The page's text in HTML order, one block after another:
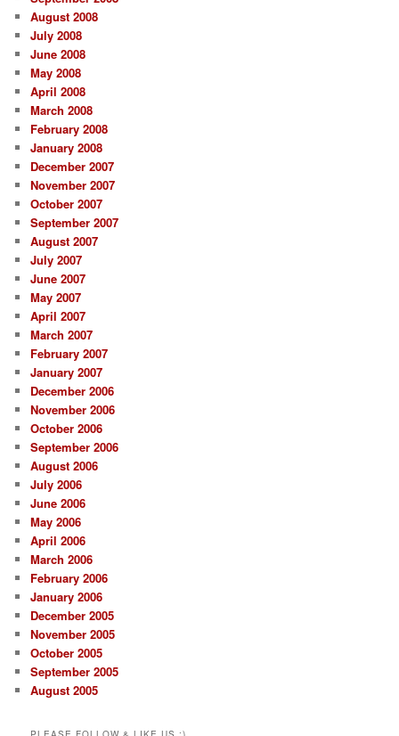
August 2008
July 2008
June 2008
May 2008
April 2008
March 2008
February 2008
January 2008
December 2007
November 2007
October 2007
September 2007
August 2007
July 2007
June 2007
May 2007
April 2007
March 2007
February 2007
January 2007
December 2006
November 2006
October 2006
September 2006
August 2006
July 2006
June 2006
May 2006
April 2006
March 2006
February 2006
January 2006
December 2005
November 2005
October 2005
September 2005
August 2005